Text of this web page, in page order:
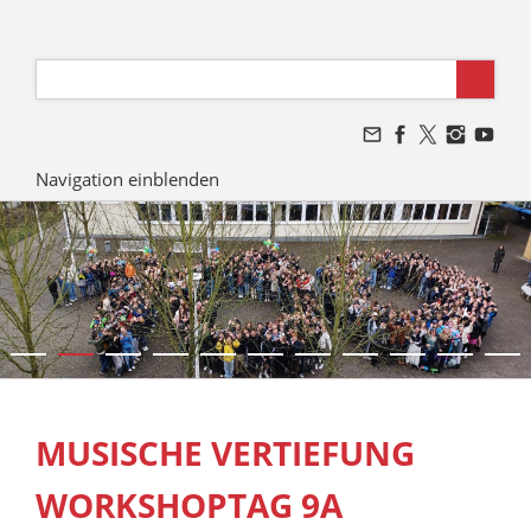
Navigation einblenden
MUSISCHE VERTIEFUNG
WORKSHOPTAG 9A